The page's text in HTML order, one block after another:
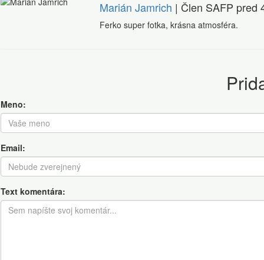
Marián Jamrich | Člen SAFP pred
Ferko super fotka, krásna atmosféra.
Meno:
Email:
Text komentára: